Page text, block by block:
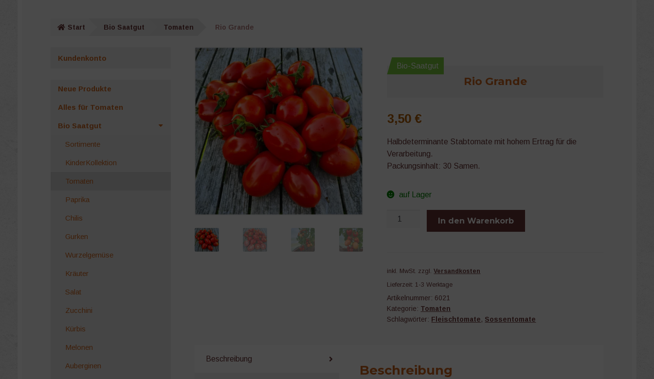
Start Bio Saatgut Tomaten Rio Grande
Bio-Saatgut
Rio Grande
3,50€
Halbdeterminante Stabtomate mit hohem Ertrag für die
Verarbeitung.
Packungsinhalt: 30 Samen.
auf Lager
Rio
In den Warenkorb
inkl. MwSt. zzgl.Versandkosten
Lieferzeit: 1-3 Werktage
Artikelnummer: 6021
Kategorie: Tomaten
Schlagwörter: Fleischtomate, Sossentomate
Beschreibung
Beschreibung
Kundenkonto
Neue Produkte
Alles für Tomaten
Bio Saatgut
Sortimente
KinderKollektion
Tomaten
Paprika
Chilis
Gurken
Wurzelgemüse
Kräuter
Salat
Zucchini
Kürbis
Melonen
Auberginen